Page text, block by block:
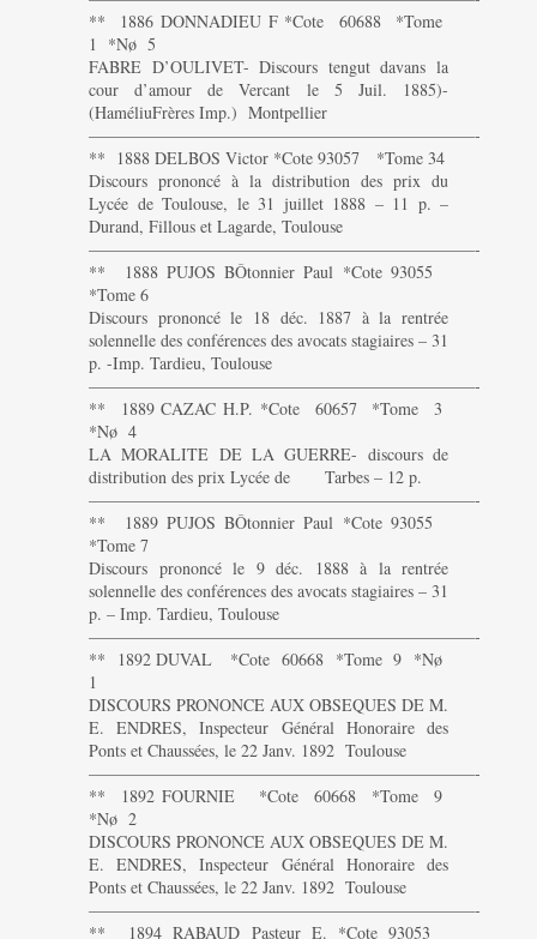
** 1886 DONNADIEU F *Cote 60688 *Tome
1 *Nø 5
FABRE D’OULIVET- Discours tengut davans la
cour d’amour de Vercant le 5 Juil. 1885)-
(HaméliuFrères Imp.) Montpellier
———————————————————————-
** 1888 DELBOS Victor *Cote 93057 *Tome 34
Discours prononcé à la distribution des prix du
Lycée de Toulouse, le 31 juillet 1888 – 11 p. –
Durand, Fillous et Lagarde, Toulouse
———————————————————————-
** 1888 PUJOS BÔtonnier Paul *Cote 93055
*Tome 6
Discours prononcé le 18 déc. 1887 à la rentrée
solennelle des conférences des avocats stagiaires – 31
p. -Imp. Tardieu, Toulouse
———————————————————————-
** 1889 CAZAC H.P. *Cote 60657 *Tome 3
*Nø 4
LA MORALITE DE LA GUERRE- discours de
distribution des prix Lycée de Tarbes – 12 p.
———————————————————————-
** 1889 PUJOS BÔtonnier Paul *Cote 93055
*Tome 7
Discours prononcé le 9 déc. 1888 à la rentrée
solennelle des conférences des avocats stagiaires – 31
p. – Imp. Tardieu, Toulouse
———————————————————————-
** 1892 DUVAL *Cote 60668 *Tome 9 *Nø
1
DISCOURS PRONONCE AUX OBSEQUES DE M.
E. ENDRES, Inspecteur Général Honoraire des
Ponts et Chaussées, le 22 Janv. 1892 Toulouse
———————————————————————-
** 1892 FOURNIE *Cote 60668 *Tome 9
*Nø 2
DISCOURS PRONONCE AUX OBSEQUES DE M.
E. ENDRES, Inspecteur Général Honoraire des
Ponts et Chaussées, le 22 Janv. 1892 Toulouse
———————————————————————-
** 1894 RABAUD Pasteur E. *Cote 93053